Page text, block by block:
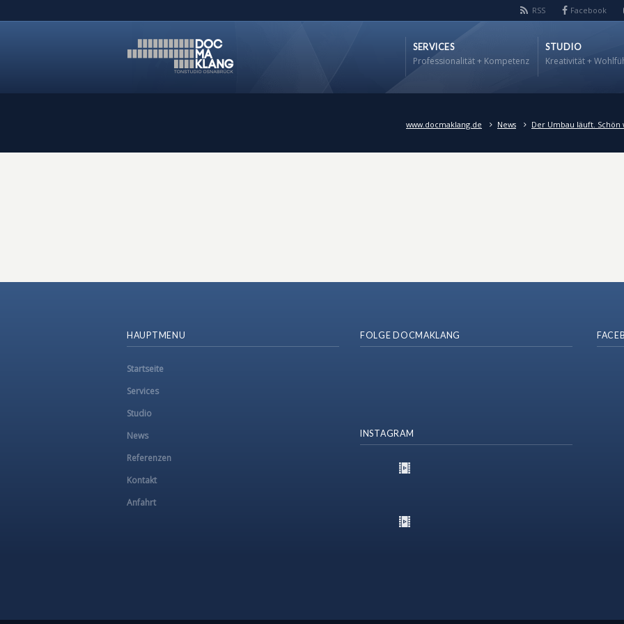
RSS Facebook
SERVICES
Professionalität + Kompetenz
STUDIO
Kreativität +
www.docmaklang.de News Der Umbau läuft. Schön
HAUPTMENU
Startseite
Services
Studio
News
Referenzen
Kontakt
Anfahrt
FOLGE DOCMAKLANG
INSTAGRAM